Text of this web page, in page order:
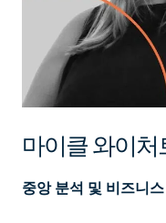
마이클 와이처
중앙 분석 및 비즈니